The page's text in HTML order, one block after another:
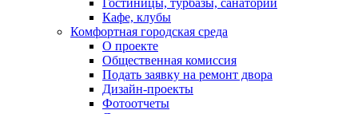
Гостиницы, турбазы, санатории
Кафе, клубы
Комфортная городская среда
О проекте
Общественная комиссия
Подать заявку на ремонт двора
Дизайн-проекты
Фотоотчеты